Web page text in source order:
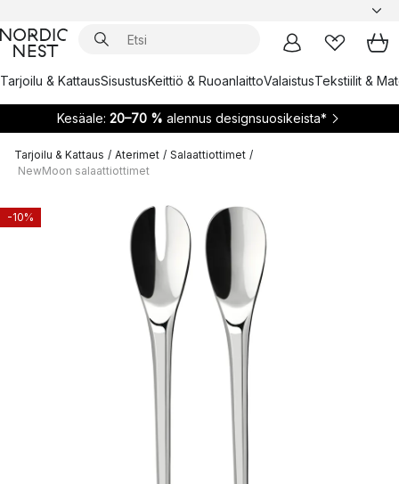
Tarjoilu & KattausSisustusKeittiö & RuoanlaittoValaistusTekstiilit &
Kesäale: 20–70 % alennus designsuosikeista*
Tarjoilu & Kattaus / Aterimet / Salaattiottimet /
NewMoon salaattiottimet
-10%